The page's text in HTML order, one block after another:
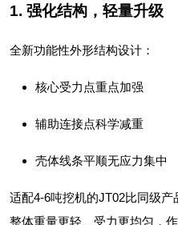
1. 强化结构，轻量升级
全新功能性外形结构设计：
核心受力点重点加强
辅助连接点科学减重
壳体线条平顺无应力集中
适配4-6吨挖机的JT02比同级
整体重量更轻、受力更均匀，作